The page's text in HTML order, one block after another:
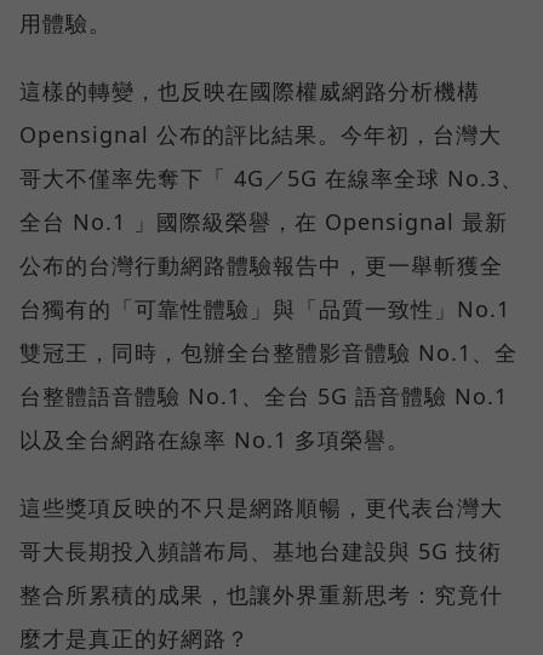
用體驗。
這樣的轉變，也反映在國際權威網路分析機構
Opensignal 公布的評比結果。今年初，台灣大
哥大不僅率先奪下「 4G／5G 在線率全球 No.3、
全台 No.1 」國際級榮譽，在 Opensignal 最新
公布的台灣行動網路體驗報告中，更一舉斬獲全
台獨有的「可靠性體驗」與「品質一致性」No.1
雙冠王，同時，包辦全台整體影音體驗 No.1、全
台整體語音體驗 No.1、全台 5G 語音體驗 No.1
以及全台網路在線率 No.1 多項榮譽。
這些獎項反映的不只是網路順暢，更代表台灣大
哥大長期投入頻譜布局、基地台建設與 5G 技術
整合所累積的成果，也讓外界重新思考：究竟什
麼才是真正的好網路？